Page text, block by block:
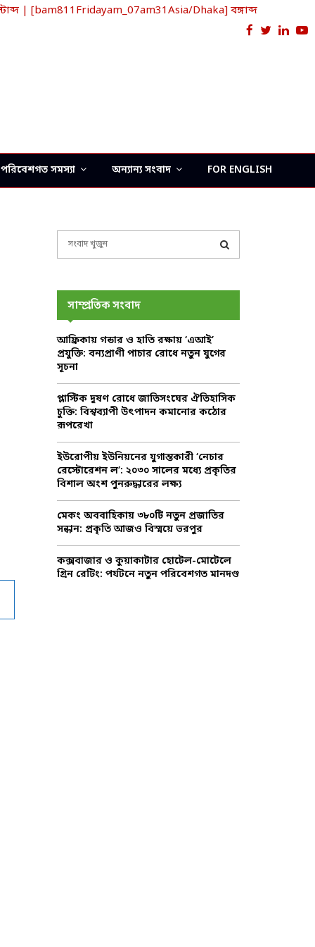
| [bam811Fridayam_07am31Asia/Dhaka] বঙ্গাব্দ
Facebook
Twitter
পরিবেশগত সমস্যা অন্যান্য সংবাদ FOR ENGLISH
o
r
:
R
C
H
সাম্প্রতিক সংবাদ
আফ্রিকায় গন্ডার ও হাতি রক্ষায় ‘এআই’
প্রযুক্তি: বন্যপ্রাণী পাচার রোধে নতুন যুগের
সূচনা
প্লাস্টিক দূষণ রোধে জাতিসংঘের ঐতিহাসিক
চুক্তি: বিশ্বব্যাপী উৎপাদন কমানোর কঠোর
রূপরেখা
ইউরোপীয় ইউনিয়নের যুগান্তকারী ‘নেচার
রেস্টোরেশন ল’: ২০৩০ সালের মধ্যে প্রকৃতির
বিশাল অংশ পুনরুদ্ধারের লক্ষ্য
মেকং অববাহিকায় ৩৮০টি নতুন প্রজাতির
সন্ধান: প্রকৃতি আজও বিস্ময়ে ভরপুর
কক্সবাজার ও কুয়াকাটার হোটেল-মোটেলে
গ্রিন রেটিং: পর্যটনে নতুন পরিবেশগত মানদণ্ড